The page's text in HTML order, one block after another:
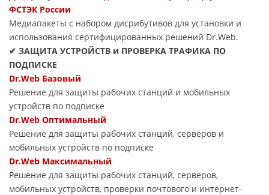
ФСТЭК России
Медиапакеты с набором дисрибутивов для установки и
использования сертифицированных решений Dr.Web.
✔ ЗАЩИТА УСТРОЙСТВ и ПРОВЕРКА ТРАФИКА ПО
ПОДПИСКЕ
Dr.Web Базовый
Решение для защиты рабочих станций и мобильных
устройств по подписке
Dr.Web Оптимальный
Решение для защиты рабочих станций, серверов и
мобильных устройств по подписке
Dr.Web Максимальный
Решение для защиты рабочих станций, серверов,
мобильных устройств, проверки почтового и интернет-